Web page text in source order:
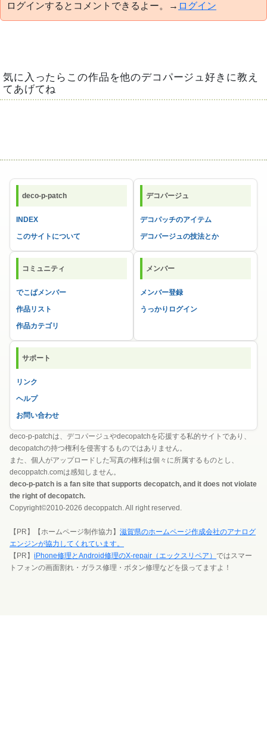
ログインするとコメントできるよー。→ ログイン
気に入ったらこの作品を他のデコパージュ好きに教え
てあげてね
deco-p-patch
INDEX
このサイトについて
デコパージュ
デコパッチのアイテム
デコパージュの技法とか
コミュニティ
でこぱメンバー
作品リスト
作品カテゴリ
メンバー
メンバー登録
うっかりログイン
サポート
リンク
ヘルプ
お問い合わせ
deco-p-patchは、デコパージュやdecopatchを応援する私的サイトであり、
decopatchの持つ権利を侵害するものではありません。
また、個人がアップロードした写真の権利は個々に所属するものとし、
decoppatch.comは感知しません。
deco-p-patch is a fan site that supports decopatch, and it does not violate
the right of decopatch.
Copyright©2010-2026 decoppatch. All right reserved.
【PR】【ホームページ制作協力】 滋賀県のホームページ作成会社のアナログ
エンジンが協力してくれています。
【PR】 iPhone修理とAndroid修理のX-repair（エックスリペア） ではスマー
トフォンの画面割れ・ガラス修理・ボタン修理などを扱ってますよ！